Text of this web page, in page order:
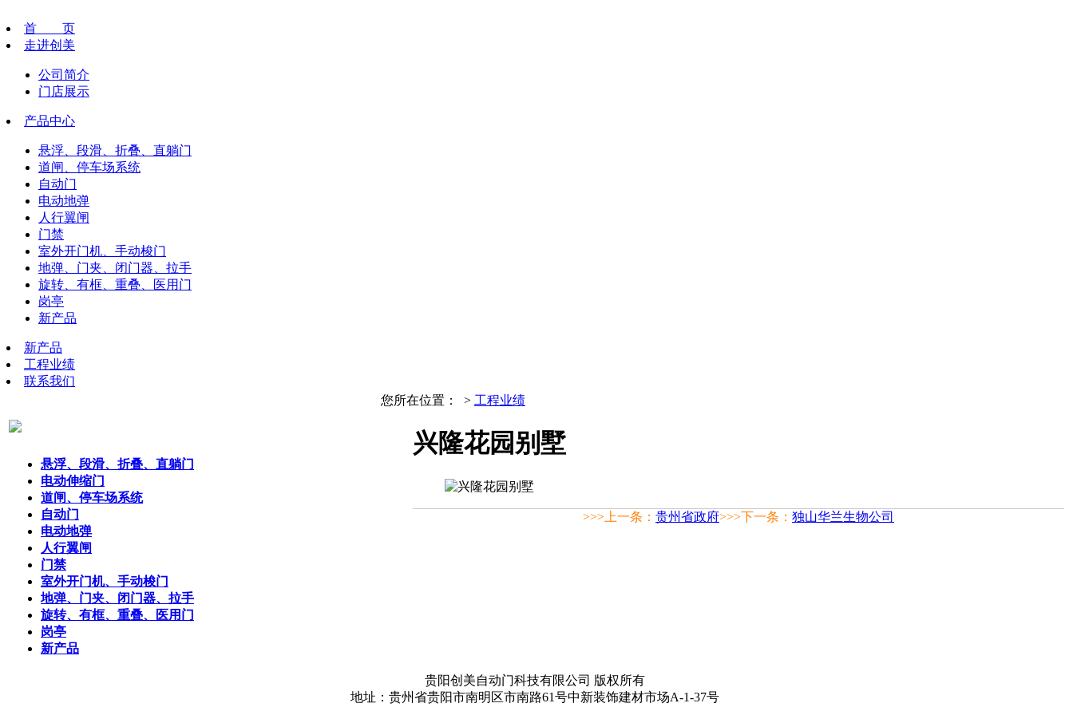
首 页
走进创美
公司简介
门店展示
产品中心
悬浮、段滑、折叠、直躺门
道闸、停车场系统
自动门
电动地弹
人行翼闸
门禁
室外开门机、手动梭门
地弹、门夹、闭门器、拉手
旋转、有框、重叠、医用门
岗亭
新产品
新产品
工程业绩
联系我们
悬浮、段滑、折叠、直躺门
电动伸缩门
道闸、停车场系统
自动门
电动地弹
人行翼闸
门禁
室外开门机、手动梭门
地弹、门夹、闭门器、拉手
旋转、有框、重叠、医用门
岗亭
新产品
您所在位置： > 工程业绩
兴隆花园别墅
>>>上一条： 贵州省政府>>>下一条： 独山华兰生物公司
贵阳创美自动门科技有限公司 版权所有
地址：贵州省贵阳市南明区市南路61号中新装饰建材市场A-1-37号